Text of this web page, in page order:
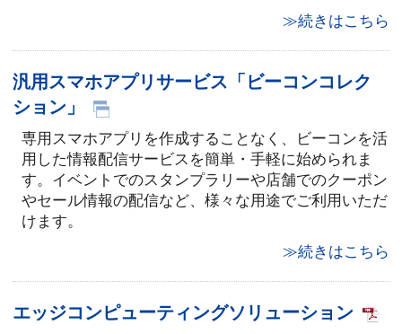
≫続きはこちら
汎用スマホアプリサービス「ビーコンコレク
ション」
専用スマホアプリを作成することなく、ビーコンを活
用した情報配信サービスを簡単・手軽に始められま
す。イベントでのスタンプラリーや店舗でのクーポン
やセール情報の配信など、様々な用途でご利用いただ
けます。
≫続きはこちら
エッジコンピューティングソリューション